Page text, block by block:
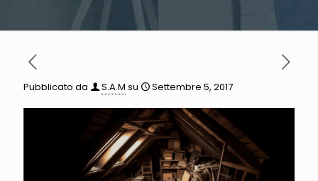
Pubblicato da S.A.M su Settembre 5, 2017